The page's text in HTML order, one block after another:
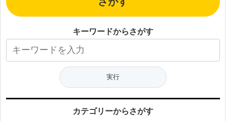
キーワードからさがす
カテゴリーからさがす